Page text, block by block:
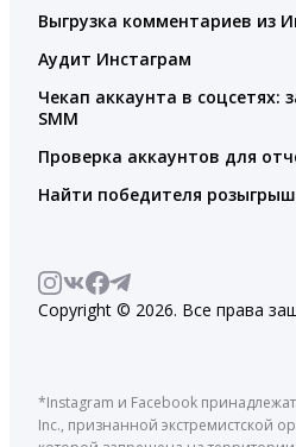
Выгрузка комментариев из
Аудит Инстаграм
Чекап аккаунта в соцсетях:
SMM
Проверка аккаунтов для
Найти победителя
Copyright © 2026. Все права
*Instagram и Facebook
Inc., признанной экстремистской